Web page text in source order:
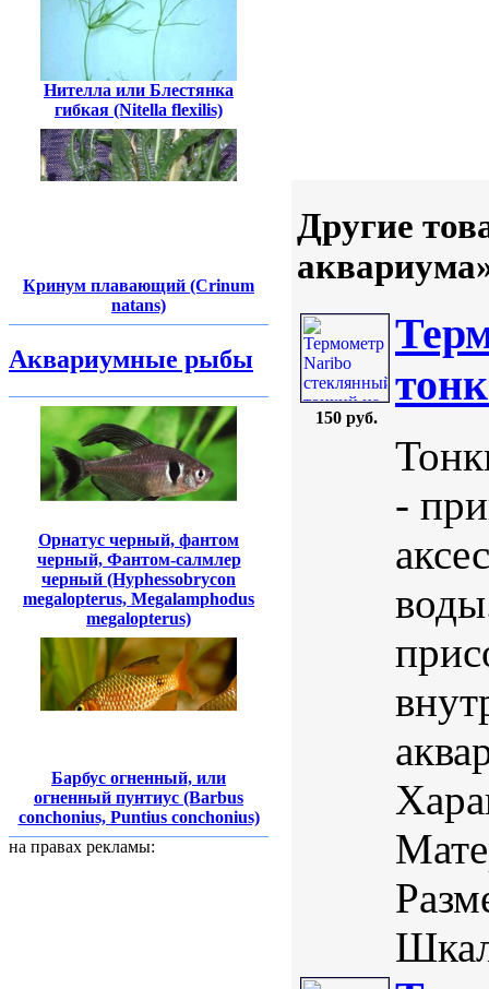
Нителла или Блестянка
гибкая (Nitella flexilis)
Кринум плавающий (Crinum
natans)
Аквариумные рыбы
Орнатус черный, фантом
черный, Фантом-салмлер
черный (Hyphessobrycon
megalopterus, Megalamphodus
megalopterus)
Барбус огненный, или
огненный пунтиус (Barbus
conchonius, Puntius conchonius)
на правах рекламы:
Другие
150 руб.
-